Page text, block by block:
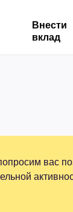
Внести
вклад
вас